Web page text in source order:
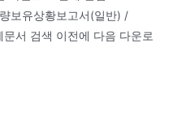
보유상황보고서(일반) /
서 검색 이전에 다음 다운로